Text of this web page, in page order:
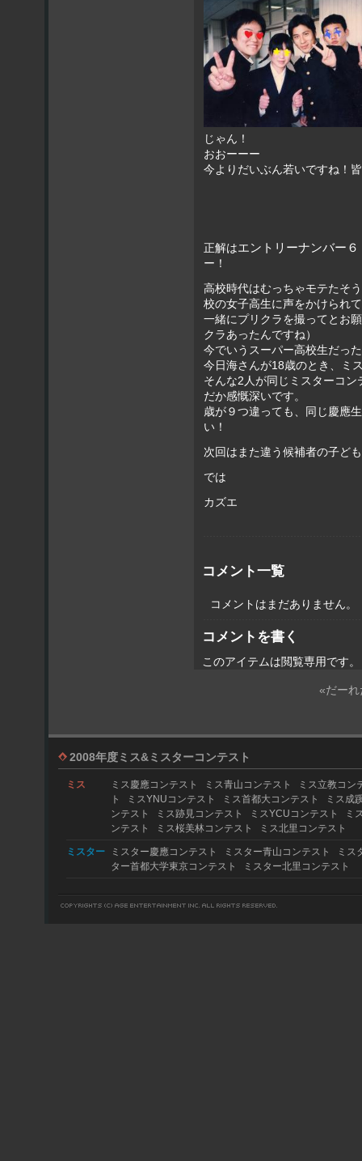
じゃん！
おおーーー
今よりだいぶん若いですね！
正解はエントリーナンバー６
ー！
高校時代はむっちゃモテたそ
校の女子高生に声をかけられ
一緒にプリクラを撮ってとお
クラあったんですね）
今でいうスーパー高校生だっ
今日海さんが18歳のとき、ミ
そんな2人が同じミスターコ
だか感慨深いです。
歳が９つ違っても、同じ慶應
い！
次回はまた違う候補者の子ど
では
カズエ
コメント一覧
コメントはまだありません。
コメントを書く
このアイテムは閲覧専用です
«だーれ
2008年度ミス&ミスターコンテスト
ミス ミス慶應コンテスト ミス青山コンテスト
ミス立教コン
ト
ミスYNUコンテスト ミス首都大コンテスト
ミス成
ンテスト
ミス跡見コンテスト ミスYCUコンテスト
ミ
ンテスト
ミス桜美林コンテスト ミス北里コンテスト
ミスター ミスター慶應コンテスト ミスター青山コンテスト
ミス
ター首都大学東京コンテスト
ミスター北里コンテスト